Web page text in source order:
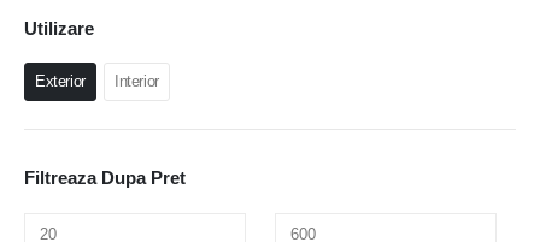
Utilizare
Exterior Interior
Filtreaza Dupa Pret